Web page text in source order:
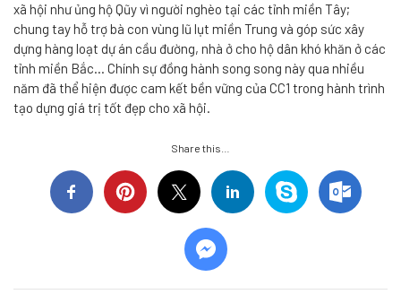
xã hội như ủng hộ Qũy vì người nghèo tại các tỉnh miền Tây;
chung tay hỗ trợ bà con vùng lũ lụt miền Trung và góp sức xây
dựng hàng loạt dự án cầu đường, nhà ở cho hộ dân khó khăn ở các
tỉnh miền Bắc… Chính sự đồng hành song song này qua nhiều
năm đã thể hiện được cam kết bền vững của CC1 trong hành trình
tạo dựng giá trị tốt đẹp cho xã hội.
Share this…